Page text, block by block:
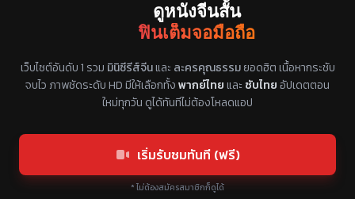
ดูหนังจีนสั้น
ฟินเต็มจอมือถือ
แหล่งรวมซีรี่ย์จีนแนวตั้ง พากย์ไทย ซับไทย
เว็บไซต์อันดับ 1 รวม มินิซีรีส์จีนและ ละครคุณธรรมยอดฮิต เนื้อหากระชับ
จบไว ภาพชัดระดับ HD มีให้เลือกทั้งพากย์ไทยและ ซับไทยอัปเดตตอน
ใหม่ทุกวัน ดูได้ทันทีไม่ต้องโหลดแอป
เริ่มรับชมทันที (ฟรี)
* ไม่ต้องสมัครสมาชิกก็ดูได้